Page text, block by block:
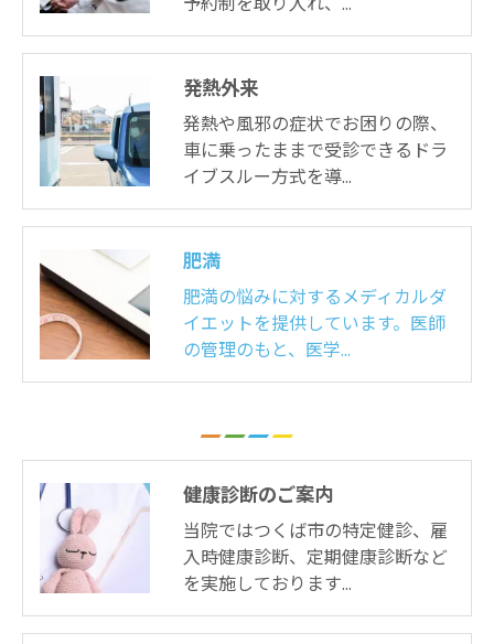
発熱外来
発熱や風邪の症状でお困りの際、
車に乗ったままで受診できるドラ
イブスルー方式を導…
肥満
肥満の悩みに対するメディカルダ
イエットを提供しています。医師
の管理のもと、医学…
健康診断のご案内
当院ではつくば市の特定健診、雇
入時健康診断、定期健康診断など
を実施しております…